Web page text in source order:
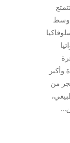
وسط
وأكبر
من